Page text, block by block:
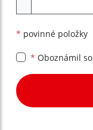
* povinné položky
* Oboznámil
Google